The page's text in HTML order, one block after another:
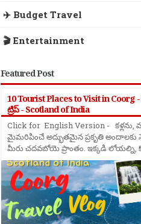
✈️ Budget Travel
🎬 Entertainment
Featured Post
10 Tourist Places to Visit in Coorg -
ట్రిప్ - Scotland of India
Click for English Version - కళ్లను,
మైమరిపించే అద్భుతమైన ప్రకృతి అందాలకు
మీరు చదవబోయె ప్రాంతం. ఇక్కడి లోయల్ని,